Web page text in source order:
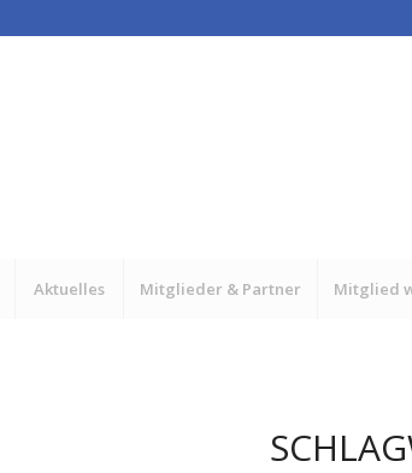
Aktuelles Mitglieder & Partner Mitglied